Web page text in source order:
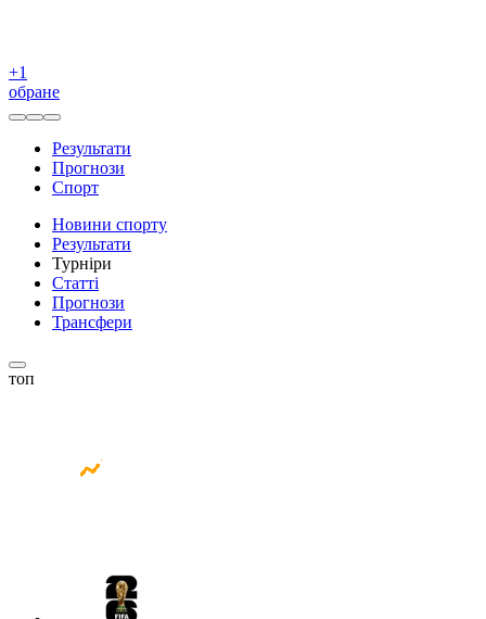
+1
обране
Результати
Прогнози
Спорт
Новини спорту
Результати
Турніри
Статті
Прогнози
Трансфери
топ